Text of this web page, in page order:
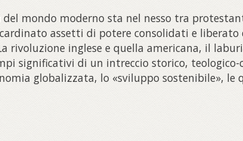
mondo moderno sta nel nesso tra
assetti di potere consolidati e
inglese e quella americana, il
significativi di un intreccio storico,
globalizzata, lo «sviluppo sostenibile»,